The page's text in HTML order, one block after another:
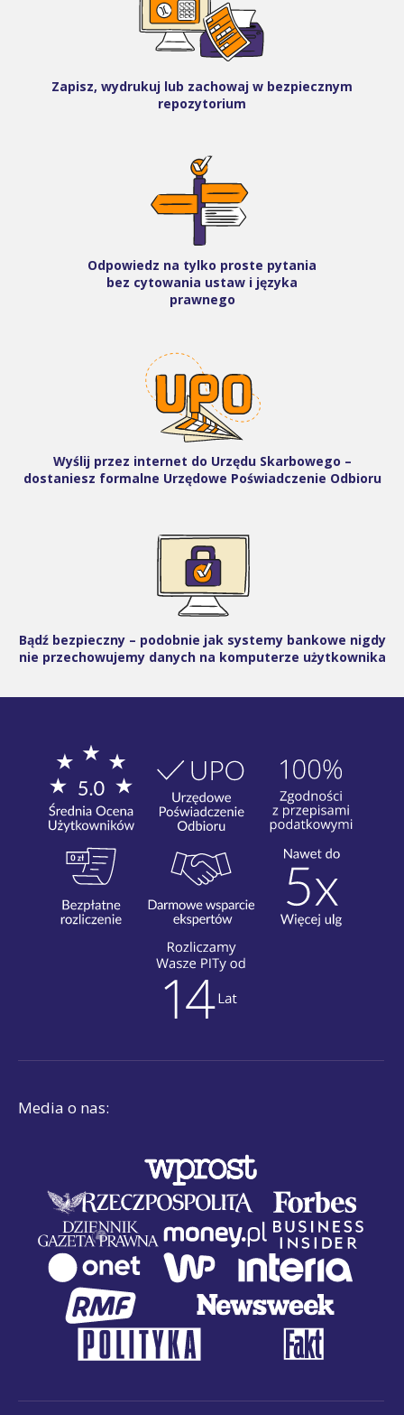
Zapisz, wydrukuj lub zachowaj w bezpiecznym
repozytorium
Odpowiedz na tylko proste pytania
bez cytowania ustaw i języka
prawnego
Wyślij przez internet do Urzędu Skarbowego –
dostaniesz formalne Urzędowe Poświadczenie Odbioru
Bądź bezpieczny – podobnie jak systemy bankowe nigdy
nie przechowujemy danych na komputerze użytkownika
Media o nas: